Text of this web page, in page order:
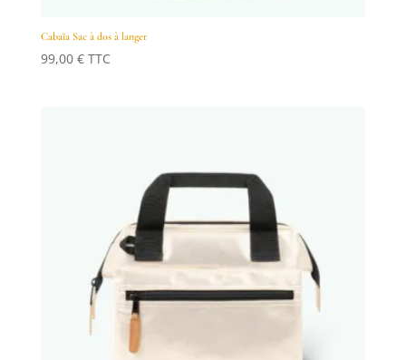
Cabaïa Sac à dos à langer
99,00 € TTC